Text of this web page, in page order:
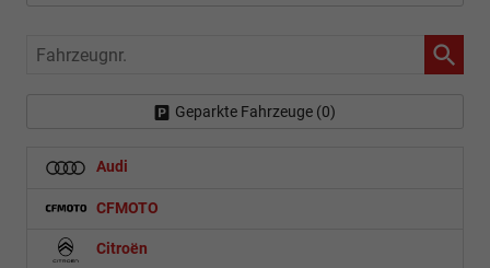
Fahrzeugnr.
Geparkte Fahrzeuge (0)
Audi
CFMOTO
Citroën